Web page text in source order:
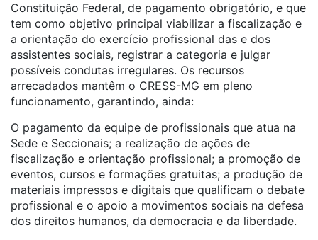
Constituição Federal, de pagamento obrigatório, e que
tem como objetivo principal viabilizar a fiscalização e
a orientação do exercício profissional das e dos
assistentes sociais, registrar a categoria e julgar
possíveis condutas irregulares. Os recursos
arrecadados mantêm o CRESS-MG em pleno
funcionamento, garantindo, ainda:
O pagamento da equipe de profissionais que atua na
Sede e Seccionais; a realização de ações de
fiscalização e orientação profissional; a promoção de
eventos, cursos e formações gratuitas; a produção de
materiais impressos e digitais que qualificam o debate
profissional e o apoio a movimentos sociais na defesa
dos direitos humanos, da democracia e da liberdade.